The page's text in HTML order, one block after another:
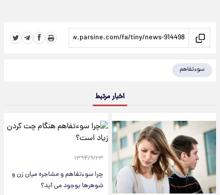
سوءتفاهم
اخبار مرتبط
۱۳۹۴/۹/۲۳
چرا سوءتفاهم و مشاجره میان زن و
شوهرها بوجود می آید؟